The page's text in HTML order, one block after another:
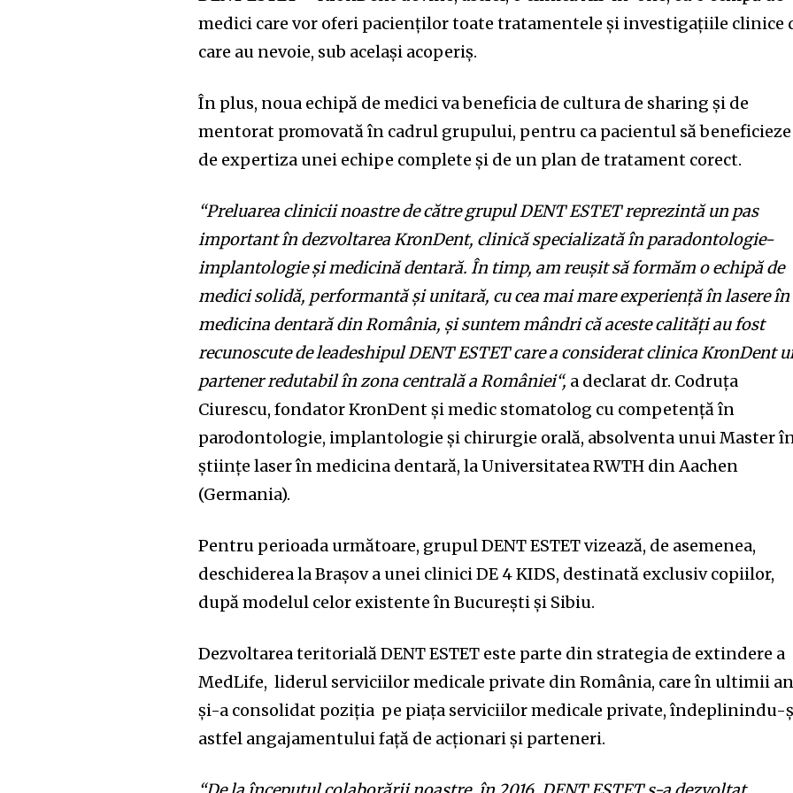
medici care vor oferi pacienților toate tratamentele și investigațiile clinice
care au nevoie, sub același acoperiș.
În plus, noua echipă de medici va beneficia de cultura de sharing și de
mentorat promovată în cadrul grupului, pentru ca pacientul să beneficieze
de expertiza unei echipe complete și de un plan de tratament corect.
“Preluarea clinicii noastre de către grupul DENT ESTET reprezintă un pas
important în dezvoltarea KronDent, clinică specializată în paradontologie-
implantologie și medicină dentară. În timp, am reușit să formăm o echipă de
medici solidă, performantă și unitară, cu cea mai mare experiență în lasere în
medicina dentară din România, și suntem mândri că aceste calități au fost
recunoscute de leadeshipul DENT ESTET care a considerat clinica KronDent
partener redutabil în zona centrală a României“, a declarat dr. Codruța
Ciurescu, fondator KronDent și medic stomatolog cu competență în
parodontologie, implantologie și chirurgie orală, absolventa unui Master
științe laser în medicina dentară, la Universitatea RWTH din Aachen
(Germania).
Pentru perioada următoare, grupul DENT ESTET vizează, de asemenea,
deschiderea la Brașov a unei clinici DE 4 KIDS, destinată exclusiv copiilor,
după modelul celor existente în București și Sibiu.
Dezvoltarea teritorială DENT ESTET este parte din strategia de extindere a
MedLife, liderul serviciilor medicale private din România, care în ultimii
și-a consolidat poziția pe piața serviciilor medicale private, îndeplinindu-
astfel angajamentului față de acționari și parteneri.